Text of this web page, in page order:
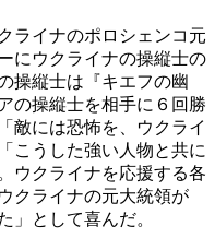
ライナのポロシェンコ元
にウクライナの操縦士の
操縦士は『キエフの幽
の操縦士を相手に６回勝
敵には恐怖を、ウクライ
こうした強い人物と共に
ウクライナを応援する各
クライナの元大統領が
」として喜んだ。